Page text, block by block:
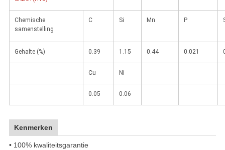
Chemische
samenstelling
C Si Mn P
Gehalte (%) 0.39 1.15 0.44 0.021
Cu Ni
0.05 0.06
Kenmerken
• 100% kwaliteitsgarantie